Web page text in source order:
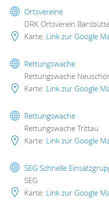
Ortsvereine
DRK Ortsverein
Karte: Link zur Google
Rettungswache
Rettungswache
Karte: Link zur Google
Rettungswache
Rettungswache Trittau
Karte: Link zur Google
SEG Schnelle
SEG
Karte: Link zur Google